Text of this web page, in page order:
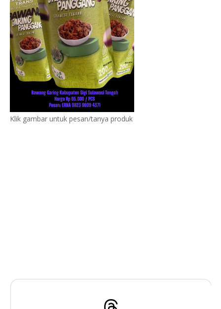
Klik gambar untuk pesan/tanya produk